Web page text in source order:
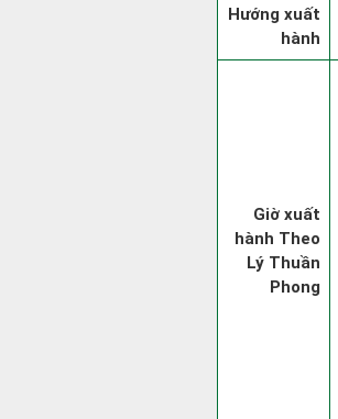
Hướng xuất
hành
Giờ xuất
hành Theo
Lý Thuần
Phong